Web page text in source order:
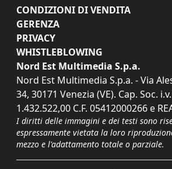
CONDIZIONI DI VENDITA
GERENZA
PRIVACY
WHISTLEBLOWING
Nord Est Multimedia S.p.a.
Nord Est Multimedia S.p.a. - Via
34, 30171 Venezia (VE). Cap. Soc.
1.432.522,00 C.F. 05412000266 e
I diritti delle immagini e dei testi sono
espressamente vietata la loro
mezzo e l'adattamento totale o parziale.